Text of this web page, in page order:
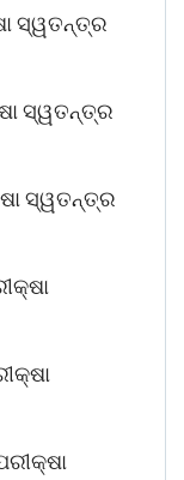
ସ୍ୱତନ୍ତ୍ର
ସ୍ୱତନ୍ତ୍ର
ସ୍ୱତନ୍ତ୍ର